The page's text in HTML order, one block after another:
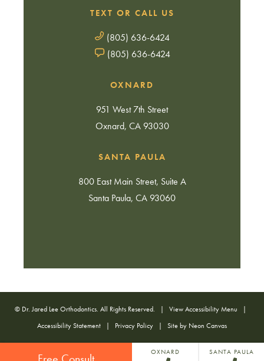
OXNARD
951 West 7th Street
Oxnard, CA 93030
TEXT OR CALL US
(805) 636-6424
(805) 636-6424
SANTA PAULA
800 East Main Street, Suite A
Santa Paula, CA 93060
© Dr. Jared Lee Orthodontics. All Rights Reserved. | View Accessibility Menu |
Accessibility Statement | Privacy Policy | Site by Neon Canvas
OXNARD SANTA PAULA